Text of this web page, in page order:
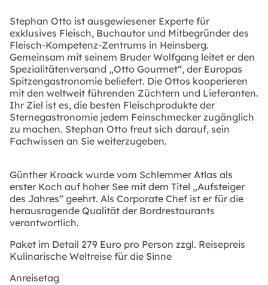
Stephan Otto ist ausgewiesener Experte für
exklusives Fleisch, Buchautor und Mitbegründer des
Fleisch-Kompetenz-Zentrums in Heinsberg.
Gemeinsam mit seinem Bruder Wolfgang leitet er den
Spezialitätenversand „Otto Gourmet“, der Europas
Spitzengastronomie beliefert. Die Ottos kooperieren
mit den weltweit führenden Züchtern und Lieferanten.
Ihr Ziel ist es, die besten Fleischprodukte der
Sternegastronomie jedem Feinschmecker zugänglich
zu machen. Stephan Otto freut sich darauf, sein
Fachwissen an Sie weiterzugeben.
Günther Kroack wurde vom Schlemmer Atlas als
erster Koch auf hoher See mit dem Titel „Aufsteiger
des Jahres“ geehrt. Als Corporate Chef ist er für die
herausragende Qualität der Bordrestaurants
verantwortlich.
Paket im Detail 279 Euro pro Person zzgl. Reisepreis
Kulinarische Weltreise für die Sinne
Anreisetag